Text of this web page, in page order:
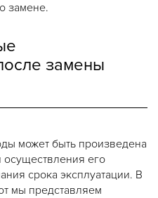
замене.
замены
может быть произведена
осуществления его
срока эксплуатации. В
мы представляем